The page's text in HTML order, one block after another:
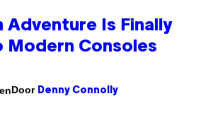
Adventure Is Finally
Modern Consoles
Door Denny Connolly